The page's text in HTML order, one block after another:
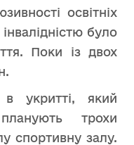
освітніх
було
Поки із двох
укритті, який
трохи
спортивну залу.